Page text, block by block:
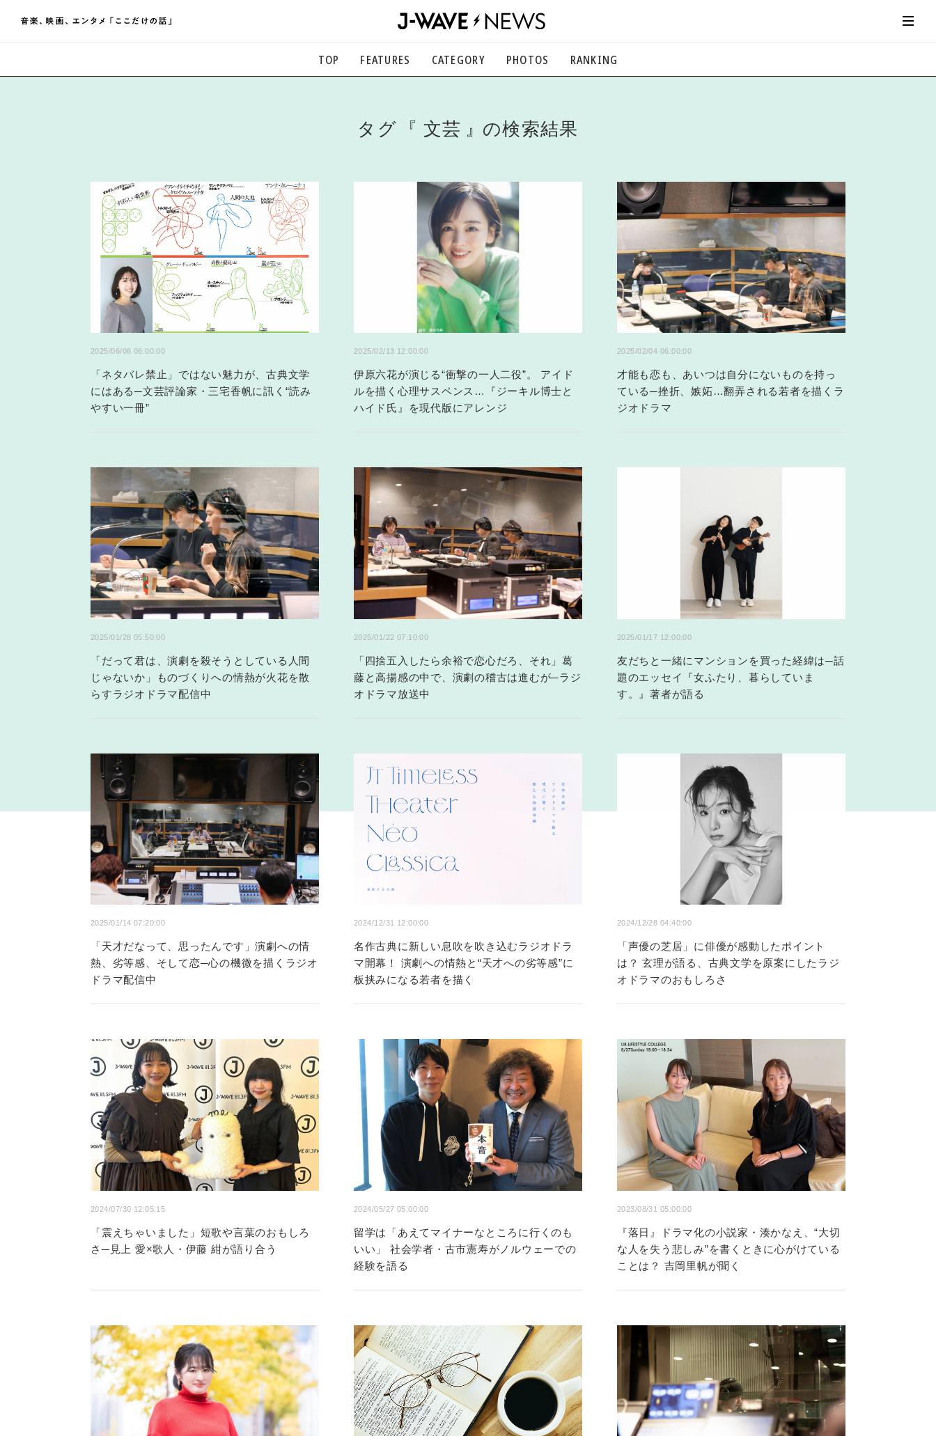
TOP FEATURES CATEGORY
映画、芸能、舞台、スポーツなど
ライフスタイル
食、健康、美容…暮らし豊かに
社会
国内、海外の気になるトピック
PHOTOS RANKING
タグ 文芸 の検索結果
2025/06/06 06:00:00
「ネタバレ禁止」ではない魅力が、古典文学
にはある─文芸評論家・三宅香帆に訊く“読み
やすい一冊”
2025/02/13 12:00:00
伊原六花が演じる“衝撃の一人二役”。 アイド
ルを描く心理サスペンス…『ジーキル博士と
ハイド氏』を現代版にアレンジ
2025/02/04 06:00:00
才能も恋も、あいつは自分にないものを持っ
ている─挫折、嫉妬…翻弄される若者を描くラ
ジオドラマ
2025/01/28 05:50:00
「だって君は、演劇を殺そうとしている人間
じゃないか」ものづくりへの情熱が火花を散
らすラジオドラマ配信中
2025/01/22 07:10:00
「四捨五入したら余裕で恋心だろ、それ」葛
藤と高揚感の中で、演劇の稽古は進むが─ラジ
オドラマ放送中
2025/01/17 12:00:00
友だちと一緒にマンションを買った経緯は─話
題のエッセイ『女ふたり、暮らしていま
す。』著者が語る
2025/01/14 07:20:00
「天才だなって、思ったんです」演劇への情
熱、劣等感、そして恋─心の機微を描くラジオ
ドラマ配信中
2024/12/31 12:00:00
名作古典に新しい息吹を吹き込むラジオドラ
マ開幕！ 演劇への情熱と“天才への劣等感”に
板挟みになる若者を描く
2024/12/28 04:40:00
「声優の芝居」に俳優が感動したポイント
は？ 玄理が語る、古典文学を原案にしたラジ
オドラマのおもしろさ
2024/07/30 12:05:15
「震えちゃいました」短歌や言葉のおもしろ
さ─見上 愛×歌人・伊藤 紺が語り合う
2024/05/27 05:00:00
留学は「あえてマイナーなところに行くのも
いい」 社会学者・古市憲寿がノルウェーでの
経験を語る
2023/08/31 05:00:00
『落日』ドラマ化の小説家・湊かなえ、“大切
な人を失う悲しみ”を書くときに心がけている
ことは？ 吉岡里帆が聞く